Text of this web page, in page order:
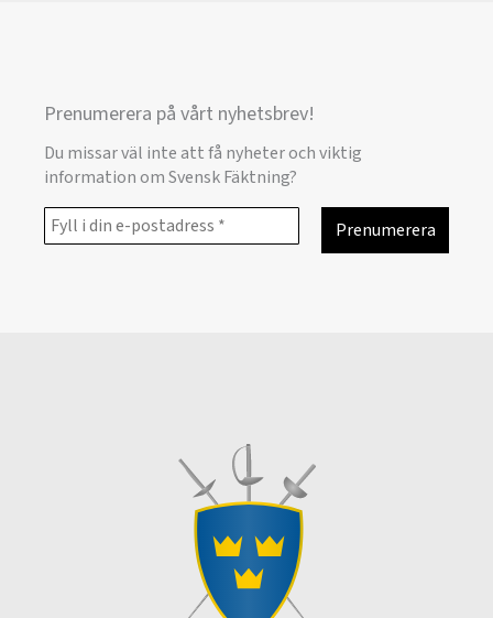
Prenumerera på vårt nyhetsbrev!
Du missar väl inte att få nyheter och viktig
information om Svensk Fäktning?